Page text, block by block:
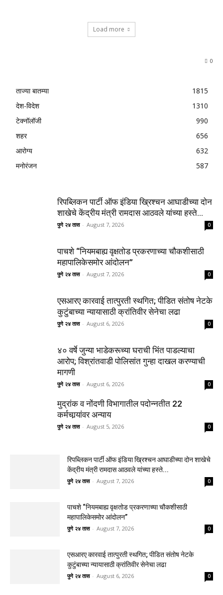
Load more
0
ताज्या बातम्या
1815
देश-विदेश
1310
टेक्नॉलॉजी
990
शहर
656
आरोग्य
632
मनोरंजन
587
रिपब्लिकन पार्टी ऑफ इंडिया ख्रिश्चन आघाडीच्या दोन
शाखेचे केंद्रीय मंत्री रामदास आठवले यांच्या हस्ते...
पुणे २४ तास - August 7, 2026 0
पाचशे “नियमबाह्य वृक्षतोड प्रकरणाच्या चौकशीसाठी
महापालिकेसमोर आंदोलन”
पुणे २४ तास - August 7, 2026 0
एसआरए कारवाई तात्पुरती स्थगित; पीडित संतोष नेटके
कुटुंबाच्या न्यायासाठी क्रांतिवीर सेनेचा लढा
पुणे २४ तास - August 6, 2026 0
४० वर्षे जुन्या भाडेकरूच्या घराची भिंत पाडल्याचा
आरोप; विश्रांतवाडी पोलिसांत गुन्हा दाखल करण्याची
मागणी
पुणे २४ तास - August 6, 2026 0
मुद्रांक व नोंदणी विभागातील पदोन्नतीत 22
कर्मचार्‍यांवर अन्याय
पुणे २४ तास - August 5, 2026 0
रिपब्लिकन पार्टी ऑफ इंडिया ख्रिश्चन आघाडीच्या दोन शाखेचे
केंद्रीय मंत्री रामदास आठवले यांच्या हस्ते...
पुणे २४ तास - August 7, 2026 0
पाचशे “नियमबाह्य वृक्षतोड प्रकरणाच्या चौकशीसाठी
महापालिकेसमोर आंदोलन”
पुणे २४ तास - August 7, 2026 0
एसआरए कारवाई तात्पुरती स्थगित; पीडित संतोष नेटके
कुटुंबाच्या न्यायासाठी क्रांतिवीर सेनेचा लढा
पुणे २४ तास - August 6, 2026 0